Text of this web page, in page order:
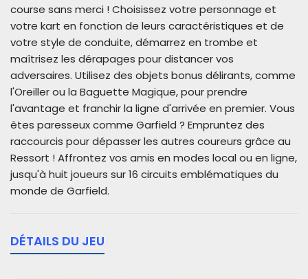
course sans merci ! Choisissez votre personnage et
votre kart en fonction de leurs caractéristiques et de
votre style de conduite, démarrez en trombe et
maîtrisez les dérapages pour distancer vos
adversaires. Utilisez des objets bonus délirants, comme
l'Oreiller ou la Baguette Magique, pour prendre
l'avantage et franchir la ligne d'arrivée en premier. Vous
êtes paresseux comme Garfield ? Empruntez des
raccourcis pour dépasser les autres coureurs grâce au
Ressort ! Affrontez vos amis en modes local ou en ligne,
jusqu'à huit joueurs sur 16 circuits emblématiques du
monde de Garfield.
DÉTAILS DU JEU